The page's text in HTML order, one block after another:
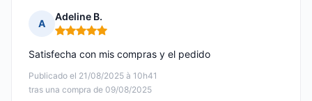
A
Adeline B.
Nota: 5 de 5
Publicado el 21/08/2025 à 10h41
tras una compra de 09/08/2025
Satisfecha con mis compras y el pedido